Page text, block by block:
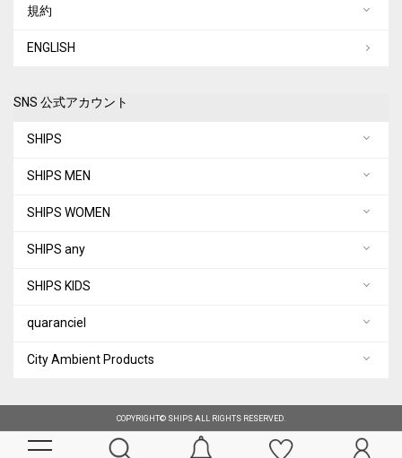
規約
ENGLISH
SNS 公式アカウント
SHIPS
SHIPS MEN
SHIPS WOMEN
SHIPS any
SHIPS KIDS
quaranciel
City Ambient Products
COPYRIGHT© SHIPS ALL RIGHTS RESERVED.